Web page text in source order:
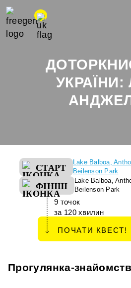
УКРАЇНИ:
СТАРТ
Lake Balboa,
Beilenson Park
ФІНІШ
Lake Balboa,
Beilenson Park
9 точок
за 120 хвилин
ПОЧАТИ КВЕСТ!
Прогулянка-